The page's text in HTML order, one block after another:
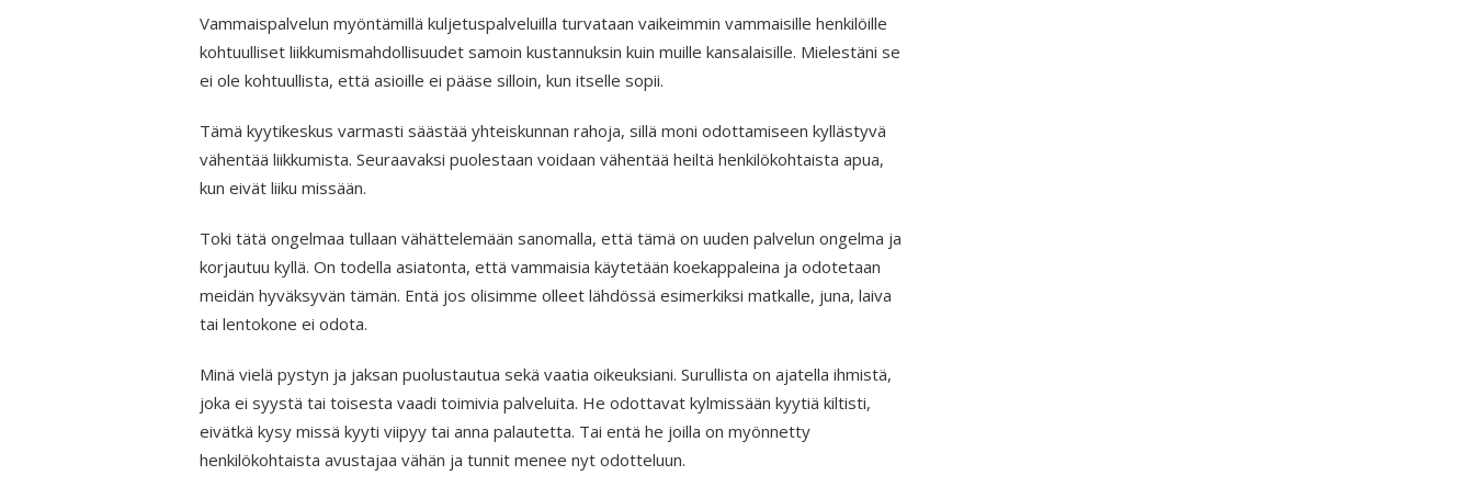
Vammaispalvelun myöntämillä kuljetuspalveluilla turvataan vaikeimmin vammaisille henkilöille
kohtuulliset liikkumismahdollisuudet samoin kustannuksin kuin muille kansalaisille. Mielestäni se
ei ole kohtuullista, että asioille ei pääse silloin, kun itselle sopii.
Tämä kyytikeskus varmasti säästää yhteiskunnan rahoja, sillä moni odottamiseen kyllästyvä
vähentää liikkumista. Seuraavaksi puolestaan voidaan vähentää heiltä henkilökohtaista apua,
kun eivät liiku missään.
Toki tätä ongelmaa tullaan vähättelemään sanomalla, että tämä on uuden palvelun ongelma ja
korjautuu kyllä. On todella asiatonta, että vammaisia käytetään koekappaleina ja odotetaan
meidän hyväksyvän tämän. Entä jos olisimme olleet lähdössä esimerkiksi matkalle, juna, laiva
tai lentokone ei odota.
Minä vielä pystyn ja jaksan puolustautua sekä vaatia oikeuksiani. Surullista on ajatella ihmistä,
joka ei syystä tai toisesta vaadi toimivia palveluita. He odottavat kylmissään kyytiä kiltisti,
eivätkä kysy missä kyyti viipyy tai anna palautetta. Tai entä he joilla on myönnetty
henkilökohtaista avustajaa vähän ja tunnit menee nyt odotteluun.